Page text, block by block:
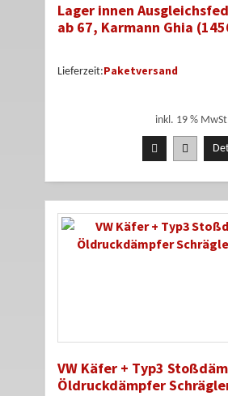
Lager innen
ab 67, Karmann Ghia
Lieferzeit:Paketversand
inkl. 19 %
VW Käfer + Typ3
Öldruckdämpfer